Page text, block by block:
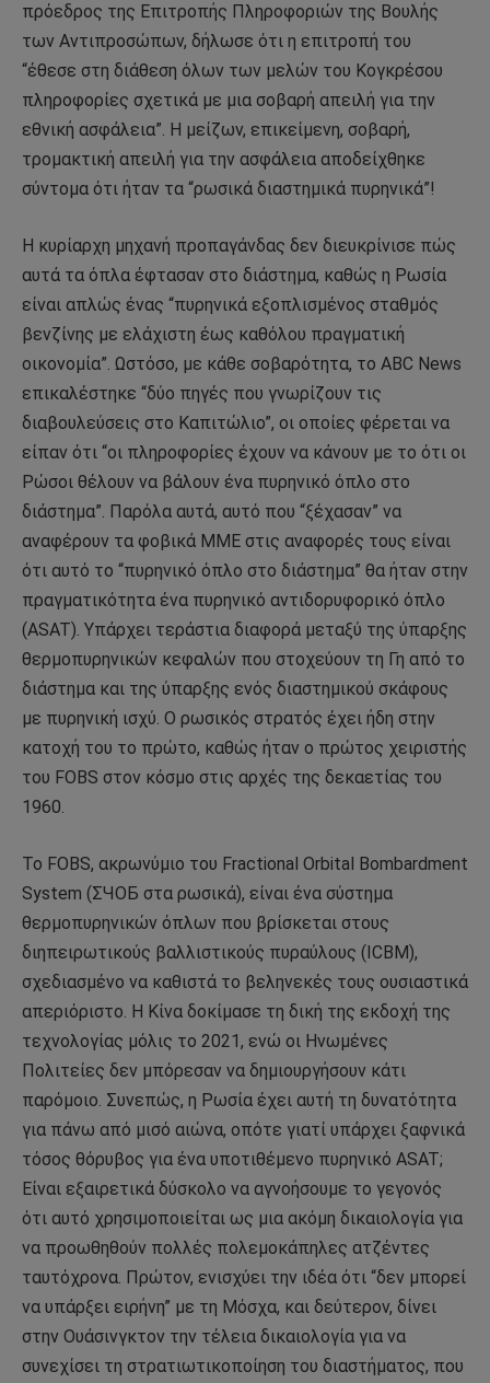
πρόεδρος της Επιτροπής Πληροφοριών της Βουλής
των Αντιπροσώπων, δήλωσε ότι η επιτροπή του
“έθεσε στη διάθεση όλων των μελών του Κογκρέσου
πληροφορίες σχετικά με μια σοβαρή απειλή για την
εθνική ασφάλεια”. Η μείζων, επικείμενη, σοβαρή,
τρομακτική απειλή για την ασφάλεια αποδείχθηκε
σύντομα ότι ήταν τα “ρωσικά διαστημικά πυρηνικά”!
Η κυρίαρχη μηχανή προπαγάνδας δεν διευκρίνισε πώς
αυτά τα όπλα έφτασαν στο διάστημα, καθώς η Ρωσία
είναι απλώς ένας “πυρηνικά εξοπλισμένος σταθμός
βενζίνης με ελάχιστη έως καθόλου πραγματική
οικονομία”. Ωστόσο, με κάθε σοβαρότητα, το ABC News
επικαλέστηκε “δύο πηγές που γνωρίζουν τις
διαβουλεύσεις στο Καπιτώλιο”, οι οποίες φέρεται να
είπαν ότι “οι πληροφορίες έχουν να κάνουν με το ότι οι
Ρώσοι θέλουν να βάλουν ένα πυρηνικό όπλο στο
διάστημα”. Παρόλα αυτά, αυτό που “ξέχασαν” να
αναφέρουν τα φοβικά ΜΜΕ στις αναφορές τους είναι
ότι αυτό το “πυρηνικό όπλο στο διάστημα” θα ήταν στην
πραγματικότητα ένα πυρηνικό αντιδορυφορικό όπλο
(ASAT). Υπάρχει τεράστια διαφορά μεταξύ της ύπαρξης
θερμοπυρηνικών κεφαλών που στοχεύουν τη Γη από το
διάστημα και της ύπαρξης ενός διαστημικού σκάφους
με πυρηνική ισχύ. Ο ρωσικός στρατός έχει ήδη στην
κατοχή του το πρώτο, καθώς ήταν ο πρώτος χειριστής
του FOBS στον κόσμο στις αρχές της δεκαετίας του
1960.
Το FOBS, ακρωνύμιο του Fractional Orbital Bombardment
System (ΣЧОБ στα ρωσικά), είναι ένα σύστημα
θερμοπυρηνικών όπλων που βρίσκεται στους
διηπειρωτικούς βαλλιστικούς πυραύλους (ICBM),
σχεδιασμένο να καθιστά το βεληνεκές τους ουσιαστικά
απεριόριστο. Η Κίνα δοκίμασε τη δική της εκδοχή της
τεχνολογίας μόλις το 2021, ενώ οι Ηνωμένες
Πολιτείες δεν μπόρεσαν να δημιουργήσουν κάτι
παρόμοιο. Συνεπώς, η Ρωσία έχει αυτή τη δυνατότητα
για πάνω από μισό αιώνα, οπότε γιατί υπάρχει ξαφνικά
τόσος θόρυβος για ένα υποτιθέμενο πυρηνικό ASAT;
Είναι εξαιρετικά δύσκολο να αγνοήσουμε το γεγονός
ότι αυτό χρησιμοποιείται ως μια ακόμη δικαιολογία για
να προωθηθούν πολλές πολεμοκάπηλες ατζέντες
ταυτόχρονα. Πρώτον, ενισχύει την ιδέα ότι “δεν μπορεί
να υπάρξει ειρήνη” με τη Μόσχα, και δεύτερον, δίνει
στην Ουάσινγκτον την τέλεια δικαιολογία για να
συνεχίσει τη στρατιωτικοποίηση του διαστήματος, που